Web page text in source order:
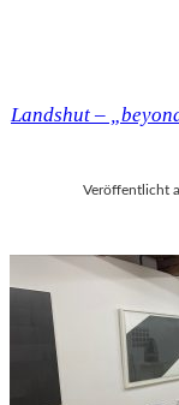
Landshut –
Veröffentlicht